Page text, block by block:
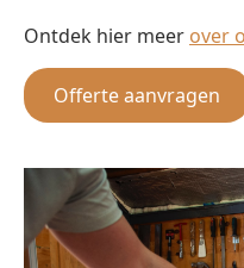
Ontdek hier meer over
Offerte aanvragen